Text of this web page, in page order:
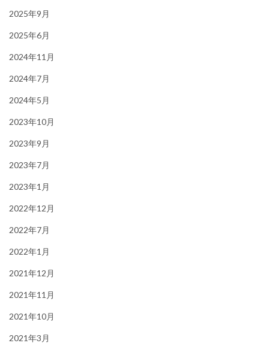
2025年9月
2025年6月
2024年11月
2024年7月
2024年5月
2023年10月
2023年9月
2023年7月
2023年1月
2022年12月
2022年7月
2022年1月
2021年12月
2021年11月
2021年10月
2021年3月